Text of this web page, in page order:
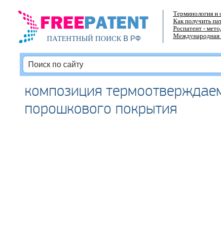
ПАТЕНТНЫЙ ПОИСКВ РФ
Терминология и
Как получить
Роспатент -
Международная
композиция
порошкового покрытия